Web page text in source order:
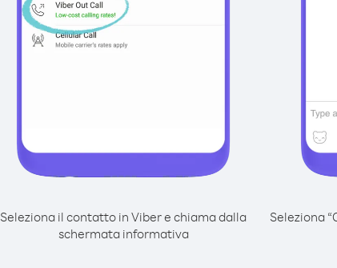
Seleziona il contatto in Viber e chiama dalla
schermata informativa
Seleziona